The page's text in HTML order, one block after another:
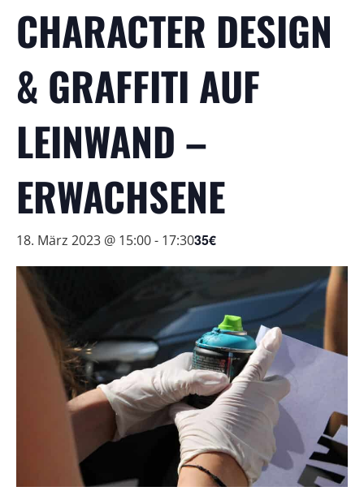
CHARACTER DESIGN
& GRAFFITI AUF
LEINWAND –
ERWACHSENE
18. März 2023 @ 15:00- 17:3035€